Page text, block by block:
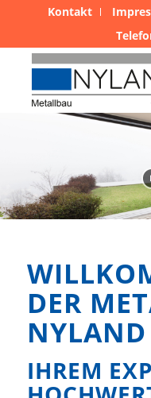
Kontakt
Metallbau Nyland GmbH
DER
IHREM